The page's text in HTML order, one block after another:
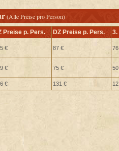
(Alle Preise pro Person)
Preise p. Pers. DZ Preise p. Pers. 3.
€ 87 €
€ 75 €
€ 131 €